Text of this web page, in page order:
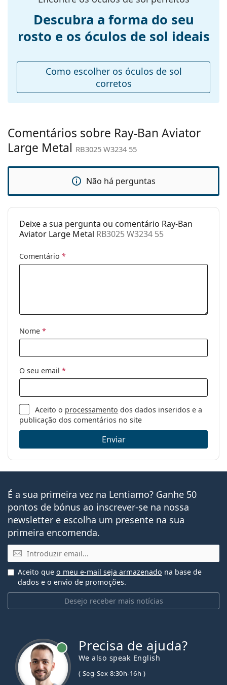
óculos:
135 mm
Ponte:
14 mm
120 g
Sim
Acessórios
Estojo:
Sim
Pano de
Sim
Outros
Categoria:
Óculos de sol
Uso:
Moda
Descubra a forma do seu
rosto e os óculos de sol ideais
Como escolher os óculos de sol
corretos
Comentários sobre Ray-Ban Aviator
Large Metal RB3025 W3234 55
Não há perguntas
Deixe a sua pergunta ou comentário Ray-Ban
Aviator Large Metal RB3025 W3234 55
Comentário *
Nome *
O seu email *
Aceito o processamento dos dados inseridos e a
publicação dos comentários no site
Enviar
É a sua primeira vez na Lentiamo? Ganhe 50
pontos de bónus ao inscrever-se na nossa
newsletter e escolha um presente na sua
primeira encomenda.
Email
Desejo receber mais notícias
Aceito que o meu e-mail seja armazenado na base de
dados e o envio de promoções.
Precisa de ajuda?
We also speak English
( Seg-Sex 8:30h-16h )